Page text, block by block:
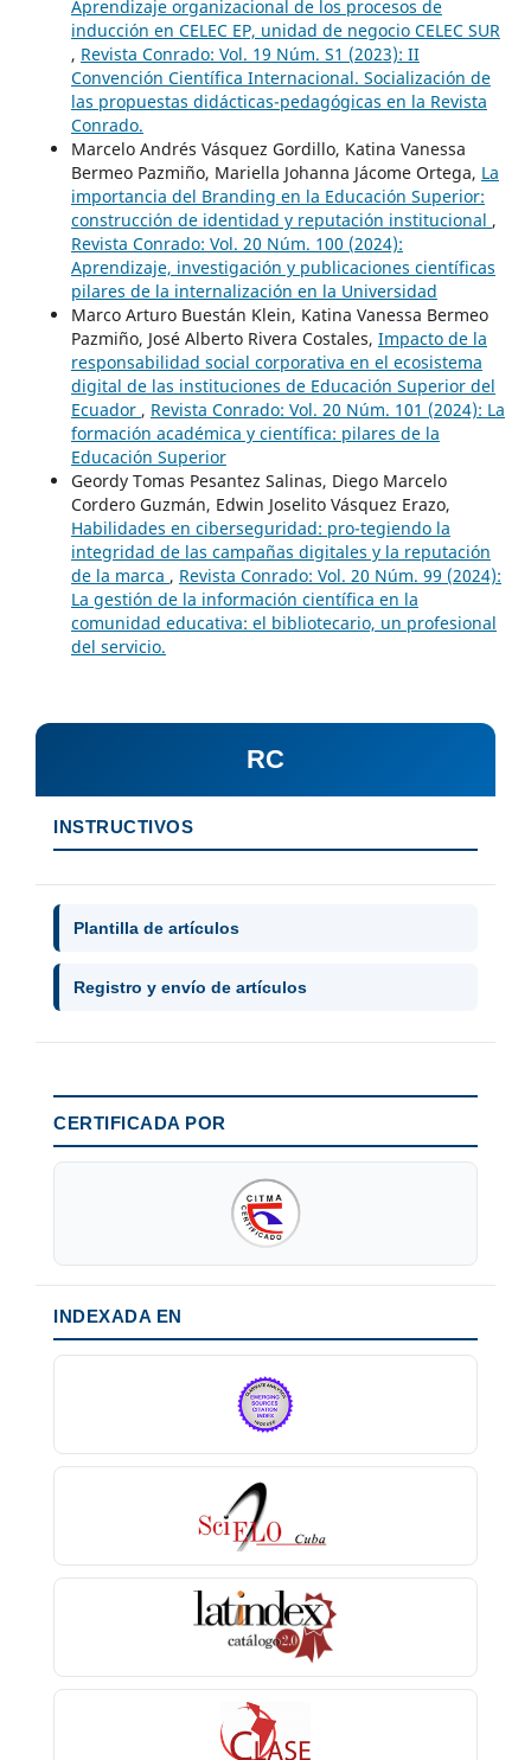
Aprendizaje organizacional de los procesos de
inducción en CELEC EP, unidad de negocio CELEC SUR
, Revista Conrado: Vol. 19 Núm. S1 (2023): II
Convención Científica Internacional. Socialización de
las propuestas didácticas-pedagógicas en la Revista
Conrado.
Marcelo Andrés Vásquez Gordillo, Katina Vanessa
Bermeo Pazmiño, Mariella Johanna Jácome Ortega, La
importancia del Branding en la Educación Superior:
construcción de identidad y reputación institucional ,
Revista Conrado: Vol. 20 Núm. 100 (2024):
Aprendizaje, investigación y publicaciones científicas
pilares de la internalización en la Universidad
Marco Arturo Buestán Klein, Katina Vanessa Bermeo
Pazmiño, José Alberto Rivera Costales, Impacto de la
responsabilidad social corporativa en el ecosistema
digital de las instituciones de Educación Superior del
Ecuador , Revista Conrado: Vol. 20 Núm. 101 (2024): La
formación académica y científica: pilares de la
Educación Superior
Geordy Tomas Pesantez Salinas, Diego Marcelo
Cordero Guzmán, Edwin Joselito Vásquez Erazo,
Habilidades en ciberseguridad: pro-tegiendo la
integridad de las campañas digitales y la reputación
de la marca , Revista Conrado: Vol. 20 Núm. 99 (2024):
La gestión de la información científica en la
comunidad educativa: el bibliotecario, un profesional
del servicio.
RC
INSTRUCTIVOS
Plantilla de artículos
Registro y envío de artículos
CERTIFICADA POR
INDEXADA EN